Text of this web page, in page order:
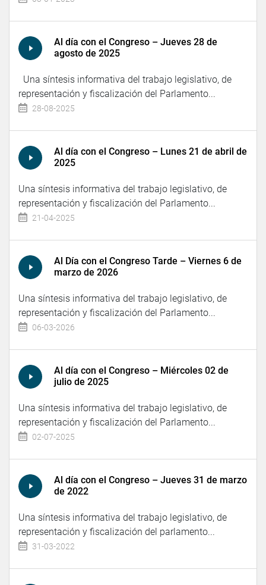
Al día con el Congreso – Jueves 28 de
agosto de 2025
Una síntesis informativa del trabajo legislativo, de
representación y fiscalización del Parlamento...
28-08-2025
Al día con el Congreso – Lunes 21 de abril de
2025
Una síntesis informativa del trabajo legislativo, de
representación y fiscalización del Parlamento...
21-04-2025
Al Día con el Congreso Tarde – Viernes 6 de
marzo de 2026
Una síntesis informativa del trabajo legislativo, de
representación y fiscalización del Parlamento...
06-03-2026
Al día con el Congreso – Miércoles 02 de
julio de 2025
Una síntesis informativa del trabajo legislativo, de
representación y fiscalización del Parlamento...
02-07-2025
Al día con el Congreso – Jueves 31 de marzo
de 2022
Una síntesis informativa del trabajo legislativo, de
representación y fiscalización del parlamento...
31-03-2022